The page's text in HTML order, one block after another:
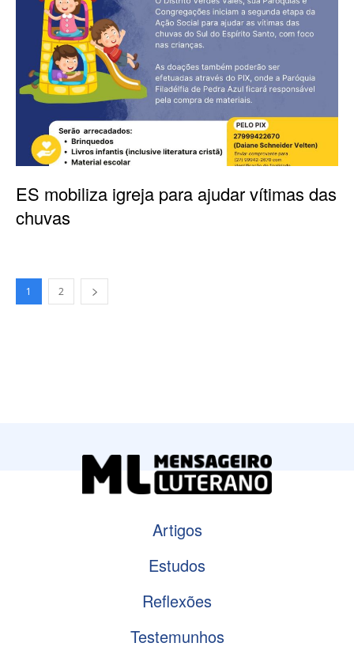
ES mobiliza igreja para ajudar vítimas das
chuvas
1 2
Artigos
Estudos
Reflexões
Testemunhos